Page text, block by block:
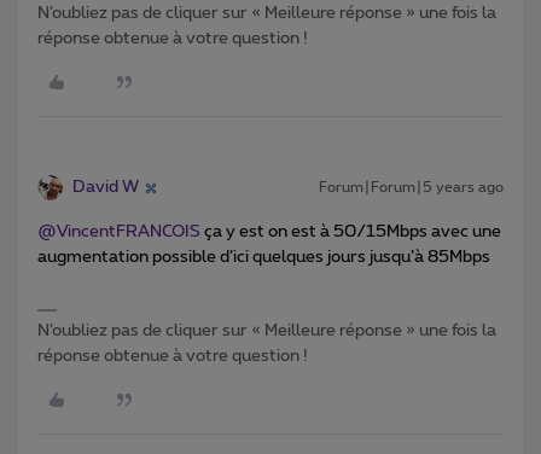
N’oubliez pas de cliquer sur « Meilleure réponse » une fois la
réponse obtenue à votre question !
David W Forum|Forum|5 years ago
@VincentFRANCOIS ça y est on est à 50/15Mbps avec une
augmentation possible d’ici quelques jours jusqu’à 85Mbps
N’oubliez pas de cliquer sur « Meilleure réponse » une fois la
réponse obtenue à votre question !